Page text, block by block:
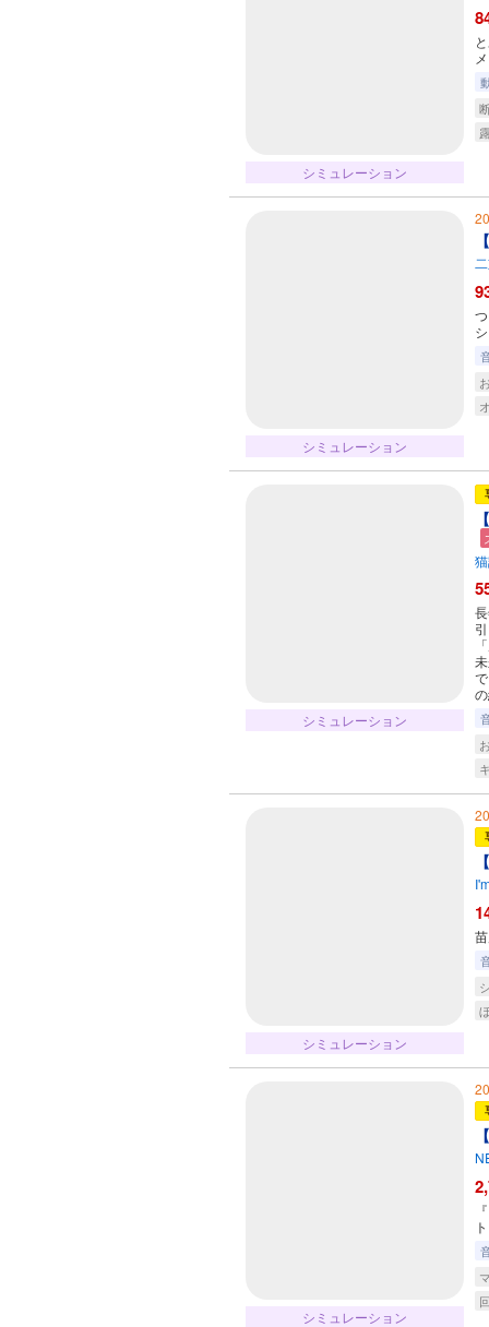
シミュレーション
シミュレーション
シミュレーション
シミュレーション
シミュレーション